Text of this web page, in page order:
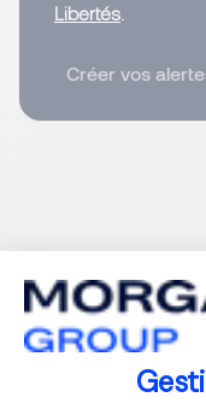
Libertés.
Créer vos